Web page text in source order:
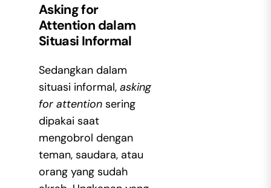
Asking for
Attention dalam
Situasi Informal
Sedangkan dalam
situasi informal, asking
for attentionsering
dipakai saat
mengobrol dengan
teman, saudara, atau
orang yang sudah